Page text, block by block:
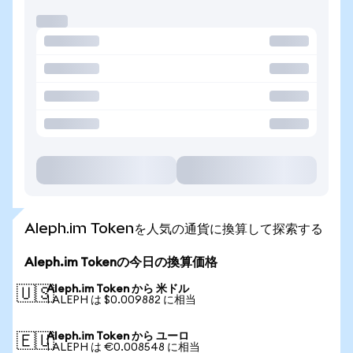
Aleph.im Tokenを人気の通貨に換算して探索する
Aleph.im Tokenの今日の換算価格
🇺🇸Aleph.im Token から 米ドル
1 ALEPH は $0.009882 に相当
🇪🇺Aleph.im Token から ユーロ
1 ALEPH は €0.008548 に相当